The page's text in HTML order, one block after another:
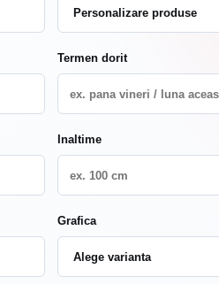
Termen dorit
Inaltime
Grafica